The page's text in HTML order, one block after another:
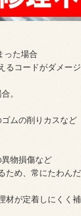
った場合
るコードがダメージ
。
ムの削りカスなど
物損傷など
ため、常にたわんだ
材が定着しにくく補